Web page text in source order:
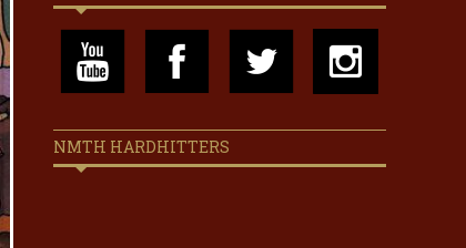
NMTH HARDHITTERS